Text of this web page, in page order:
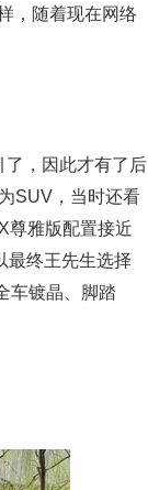
，随着现在网络
了，因此才有了后
SUV，当时还看
尊雅版配置接近
最终王先生选择
车镀晶、脚踏